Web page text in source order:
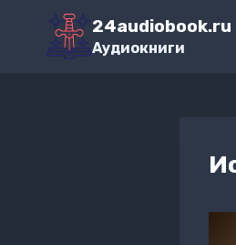
Перейти
содержимому
24audiobook.ru
Аудиокниги